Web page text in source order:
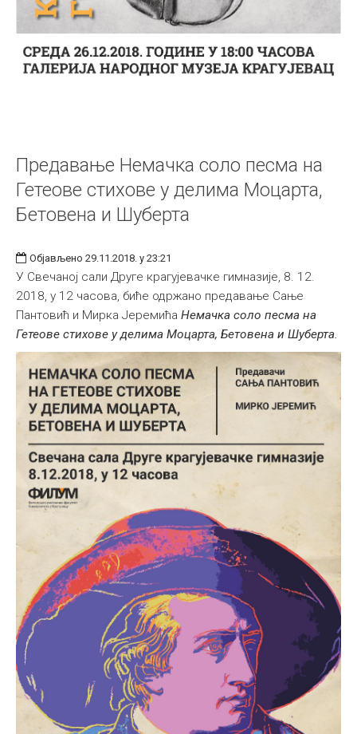
Предавање Немачка соло песма на
Гетеове стихове у делима Моцарта,
Бетовена и Шуберта
Објављено 29.11.2018. у 23:21
У Свечаној сали Друге крагујевачке гимназије, 8. 12.
2018, у 12 часова, биће одржано предавање Сање
Пантовић и Мирка Јеремића Немачка соло песма на
Гетеове стихове у делима Моцарта, Бетовена и Шуберта.